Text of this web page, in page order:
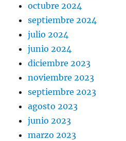
octubre 2024
septiembre 2024
julio 2024
junio 2024
diciembre 2023
noviembre 2023
septiembre 2023
agosto 2023
junio 2023
marzo 2023